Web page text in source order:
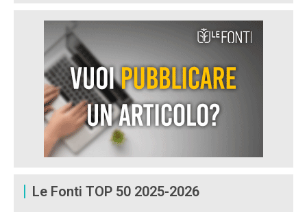
Le Fonti TOP 50 2025-2026